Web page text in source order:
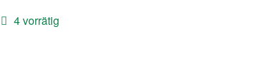
4 vorrätig